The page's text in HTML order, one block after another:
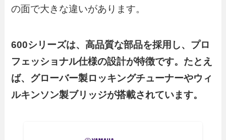
の面で大きな違いがあります。
600シリーズは、高品質な部品を採用し、プロ
フェッショナル仕様の設計が特徴です。たとえ
ば、グローバー製ロッキングチューナーやウィ
ルキンソン製ブリッジが搭載されています。